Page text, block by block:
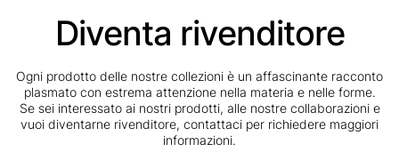
Diventa rivenditore
Ogni prodotto delle nostre collezioni è un affascinante racconto
plasmato con estrema attenzione nella materia e nelle forme.
Se sei interessato ai nostri prodotti, alle nostre collaborazioni e
vuoi diventarne rivenditore, contattaci per richiedere maggiori
informazioni.